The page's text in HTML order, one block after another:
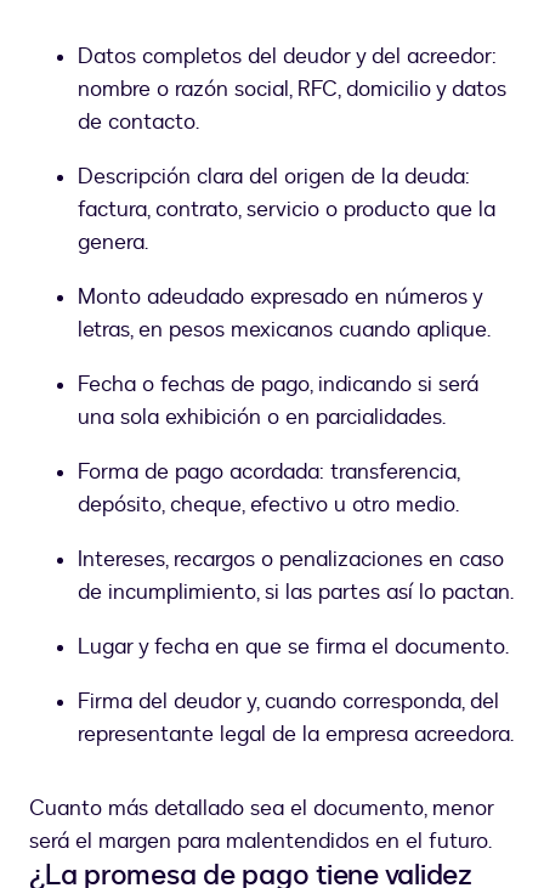
Datos completos del deudor y del acreedor:
nombre o razón social, RFC, domicilio y datos
de contacto.
Descripción clara del origen de la deuda:
factura, contrato, servicio o producto que la
genera.
Monto adeudado expresado en números y
letras, en pesos mexicanos cuando aplique.
Fecha o fechas de pago, indicando si será
una sola exhibición o en parcialidades.
Forma de pago acordada: transferencia,
depósito, cheque, efectivo u otro medio.
Intereses, recargos o penalizaciones en caso
de incumplimiento, si las partes así lo pactan.
Lugar y fecha en que se firma el documento.
Firma del deudor y, cuando corresponda, del
representante legal de la empresa acreedora.
Cuanto más detallado sea el documento, menor
será el margen para malentendidos en el futuro.
¿La promesa de pago tiene validez